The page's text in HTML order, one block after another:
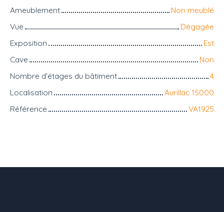
Ameublement
Non meublé
Vue
Dégagée
Exposition
Est
Cave
Non
Nombre d'étages du bâtiment
4
Localisation
Aurillac 15000
Référence
VA1925